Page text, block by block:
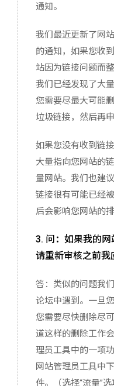
通知。
我们最近更新了网
的通知，如果您收
站因为链接问题而
我们已经发现了大
您需要尽最大可能
垃圾链接，然后再
如果您没有收到链
大量指向您网站的
量网站。我们也建
链接很有可能已经
后会影响您网站的排
3. 问：如果我的
请重新审核之前我
答：类似的问题我
论坛中遇到。一旦
您需要尽快删除尽
道这样的删除工作
理员工具中的一项
网站管理员工具中
件。（选择“流量”选